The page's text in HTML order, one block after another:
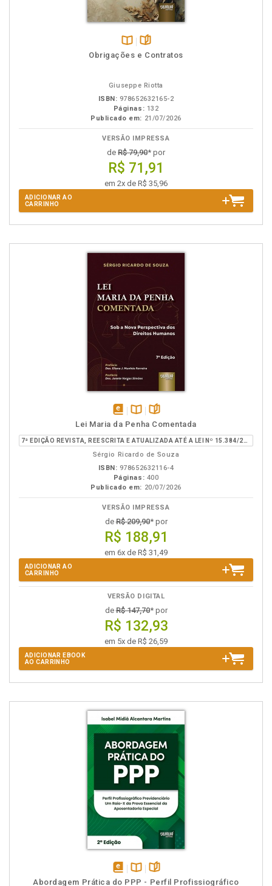
Disponível
páginas
Obrigações e Contratos
Giuseppe Riotta
ISBN: 978652632165-2
Páginas: 132
Publicado em: 21/07/2026
VERSÃO IMPRESSA
de R$ 79,90* por
R$ 71,91
em 2x de R$ 35,96
ADICIONAR AO
CARRINHO
disponível
em
eBook
Disponível
na
B.V.
páginas
Lei Maria da Penha Comentada
Sérgio Ricardo de Souza
ISBN: 978652632116-4
Páginas: 400
Publicado em: 20/07/2026
VERSÃO IMPRESSA
deR$ 209,90* por
R$ 188,91
em 6x de R$ 31,49
ADICIONAR AO
CARRINHO
VERSÃO DIGITAL
deR$ 147,70* por
R$ 132,93
em 5x de R$ 26,59
ADICIONAR EBOOK
AO CARRINHO
disponívelDisponível
páginas
Abordagem Prática do PPP - Perfil Profissiográfico